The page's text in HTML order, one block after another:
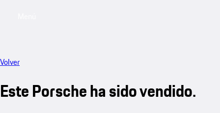
Volver
Este Porsche ha sido vendido.